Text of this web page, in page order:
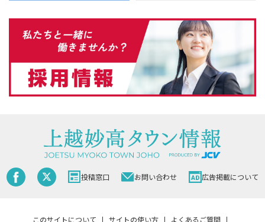
投稿窓口 お問い合わせ 広告掲載について
このサイトについて サイトの使い方 よくあるご質問